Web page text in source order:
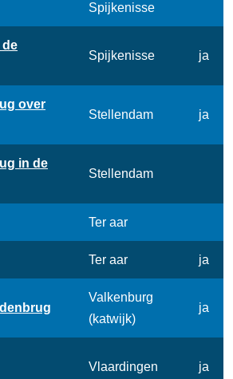
Spijkenisse
de
Spijkenisse ja
over
Stellendam ja
in de
Stellendam
Ter aar
Ter aar ja
Valkenburg
(katwijk)
ja
Vlaardingen ja